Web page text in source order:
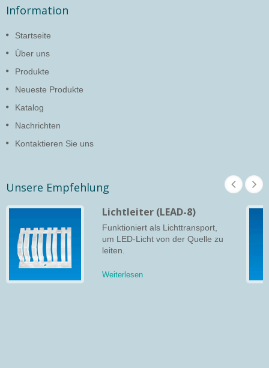
Information
Startseite
Über uns
Produkte
Neueste Produkte
Katalog
Nachrichten
Kontaktieren Sie uns
Unsere Empfehlung
Lichtleiter (LEAD-8)
Funktioniert als Lichttransport,
um LED-Licht von der Quelle zu
leiten.
Weiterlesen